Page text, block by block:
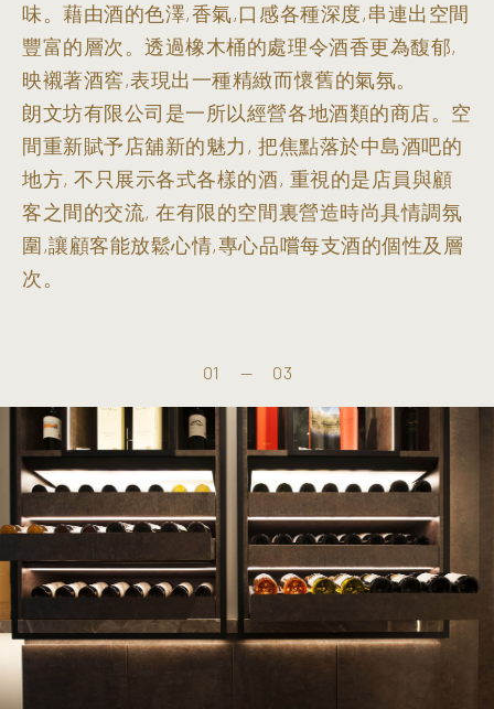
味。藉由酒的色澤,香氣,口感各種深度,串連出空間
豐富的層次。透過橡木桶的處理令酒香更為馥郁,
映襯著酒窖,表現出一種精緻而懷舊的氣氛。
朗文坊有限公司是一所以經營各地酒類的商店。空
間重新賦予店舖新的魅力, 把焦點落於中島酒吧的
地方, 不只展示各式各樣的酒, 重視的是店員與顧
客之間的交流, 在有限的空間裏營造時尚具情調氛
圍,讓顧客能放鬆心情,專心品嚐每支酒的個性及層
次。
01 — 03